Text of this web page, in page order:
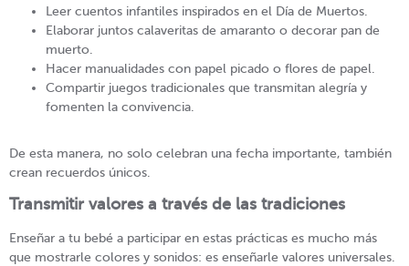
Leer cuentos infantiles inspirados en el Día de Muertos.
Elaborar juntos calaveritas de amaranto o decorar pan de
muerto.
Hacer manualidades con papel picado o flores de papel.
Compartir juegos tradicionales que transmitan alegría y
fomenten la convivencia.
De esta manera, no solo celebran una fecha importante, también
crean recuerdos únicos.
Transmitir valores a través de las tradiciones
Enseñar a tu bebé a participar en estas prácticas es mucho más
que mostrarle colores y sonidos: es enseñarle valores universales.